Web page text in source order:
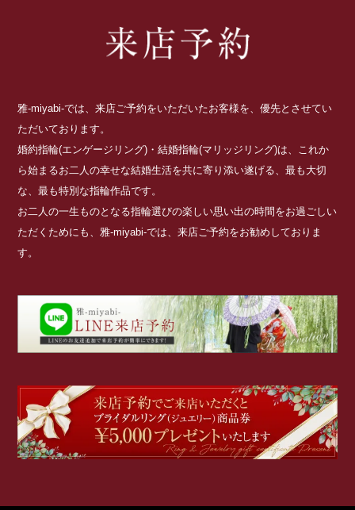
雅-miyabi-では、来店ご予約をいただいたお客様を、優先とさせてい
ただいております。
婚約指輪(エンゲージリング)・結婚指輪(マリッジリング)は、これか
ら始まるお二人の幸せな結婚生活を共に寄り添い遂げる、最も大切
な、最も特別な指輪作品です。
お二人の一生ものとなる指輪選びの楽しい思い出の時間をお過ごしい
ただくためにも、雅-miyabi-では、来店ご予約をお勧めしておりま
す。